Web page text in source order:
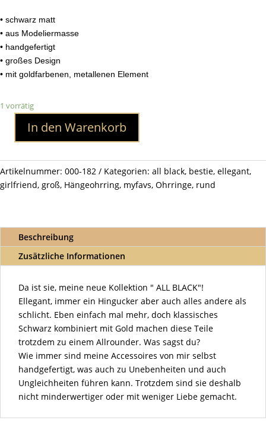
• schwarz matt
• aus Modeliermasse
• handgefertigt
• großes Design
• mit goldfarbenen, metallenen Element
1 vorrätig
Sun
Menge
In den Warenkorb
Artikelnummer: 000-182 Kategorien: all black, bestie, ellegant,
girlfriend, groß, Hängeohrring, myfavs, Ohrringe, rund
Beschreibung
Zusätzliche Informationen
Da ist sie, meine neue Kollektion " ALL BLACK"!
Ellegant, immer ein Hingucker aber auch alles andere als
schlicht. Eben einfach mal mehr, doch klassisches
Schwarz kombiniert mit Gold machen diese Teile
trotzdem zu einem Allrounder. Was sagst du?
Wie immer sind meine Accessoires von mir selbst
handgefertigt, was auch zu Unebenheiten und auch
Ungleichheiten führen kann. Trotzdem sind sie deshalb
nicht minderwertiger oder mit weniger Liebe gemacht.